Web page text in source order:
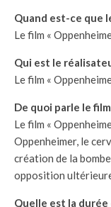
Quand est-ce que
Le film «
Qui est le
Le film «
De quoi parle le
Le film «
Oppenheimer, le
création de la
opposition
Quelle est la durée